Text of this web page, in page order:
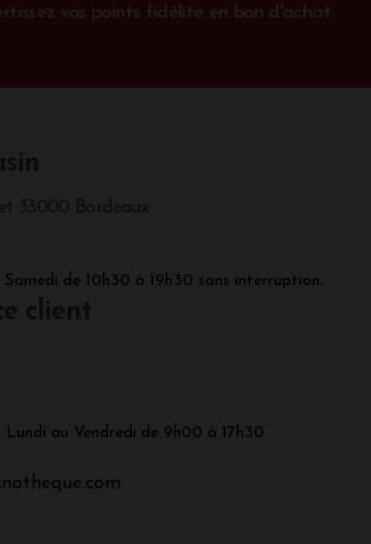
de 10h30 à 19h30 sans interruption.
au Vendredi de 9h00 à 17h30.